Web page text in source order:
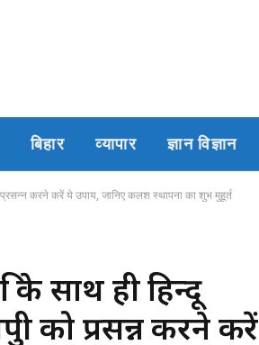
बिहार व्यापार ज्ञान विज्ञान
करने करें ये उपाय, जानिए कलश स्थापना का शुभ मुहूर्त
के साथ ही हिन्दू
को प्रसन्न करने करें